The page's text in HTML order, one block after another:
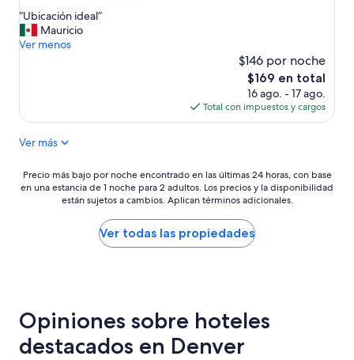
10,
Magnífico,
(2,335
“
U
b
i
n
d
e
“Ubicación ideal”
Mauricio
Ver menos
$146 por noche
El
precio
actual
es
$169 en total
16 ago. - 17 ago.
Total con impuestos y cargos
Ver más
Precio
más
horas,
con
base
Precio más bajo por noche encontrado en las últimas 24 horas, con base
en una estancia de 1 noche para 2 adultos. Los precios y la disponibilidad
están sujetos a cambios. Aplican términos adicionales.
Ver todas las propiedades
Opiniones sobre hoteles
destacados en Denver